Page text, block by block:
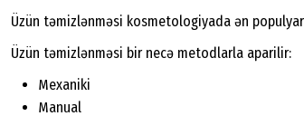
Üzün təmizlənməsi kosmetologiyada ən
Üzün təmizlənməsi bir necə metodlarla aparilir:
Mexaniki
Manual